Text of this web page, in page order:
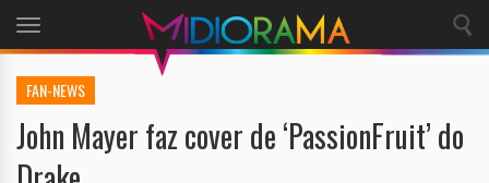
Toggle
navigation
FAN-NEWS
John Mayer faz cover de ‘PassionFruit’ do